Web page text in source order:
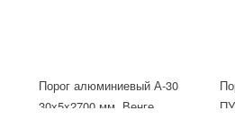
Порог алюминиевый А-30
30х5x2700 мм, Венге